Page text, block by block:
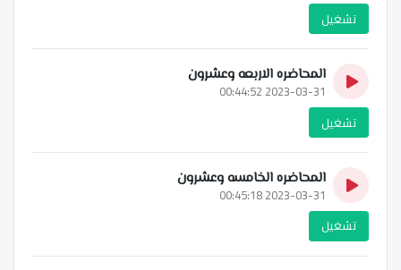
تشغيل
المحاضره الاربعه وعشرون
2023-03-31 00:44:52
تشغيل
المحاضره الخامسه وعشرون
2023-03-31 00:45:18
تشغيل